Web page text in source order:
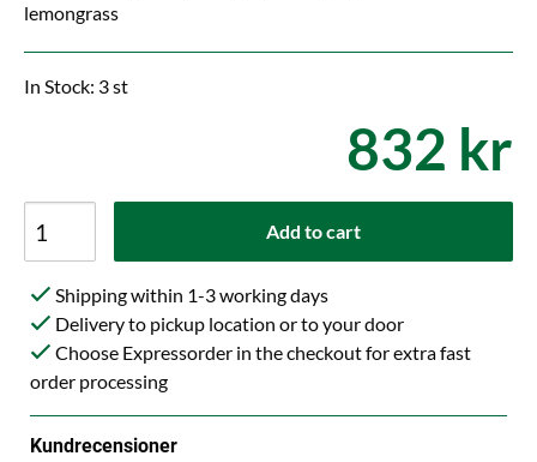
lemongrass
In Stock: 3 st
832 kr
Add to cart
Shipping within 1-3 working days
Delivery to pickup location or to your door
Choose Expressorder in the checkout for extra fast
order processing
Kundrecensioner